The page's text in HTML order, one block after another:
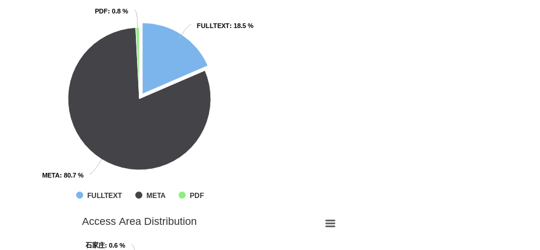
FULLTEXT: 18.5 %
FULLTEXT: 18.5 %
META: 80.7 %
META: 80.7 %
PDF: 0.8 %
PDF: 0.8 %
FULLTEXT META PDF
Access Area Distribution
石家庄: 0.6 %
石家庄: 0.6 %